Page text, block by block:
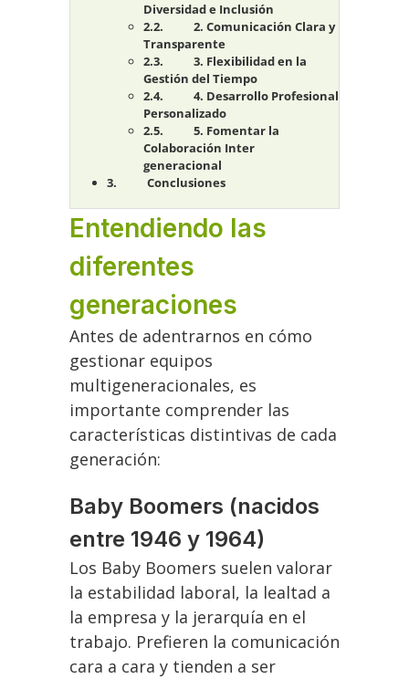
Diversidad e Inclusión
2. Comunicación Clara y
Transparente
3. Flexibilidad en la
Gestión del Tiempo
4. Desarrollo Profesional
Personalizado
5. Fomentar la
Colaboración Inter
generacional
Conclusiones
Entendiendo las
diferentes
generaciones
Antes de adentrarnos en cómo
gestionar equipos
multigeneracionales, es
importante comprender las
características distintivas de cada
generación:
Baby Boomers (nacidos
entre 1946 y 1964)
Los Baby Boomers suelen valorar
la estabilidad laboral, la lealtad a
la empresa y la jerarquía en el
trabajo. Prefieren la comunicación
cara a cara y tienden a ser